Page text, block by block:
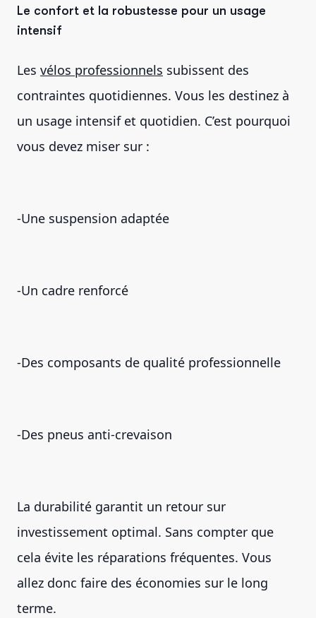
Le confort et la robustesse pour un usage
intensif
Les vélos professionnels subissent des
contraintes quotidiennes. Vous les destinez à
un usage intensif et quotidien. C’est pourquoi
vous devez miser sur :
-Une suspension adaptée
-Un cadre renforcé
-Des composants de qualité professionnelle
-Des pneus anti-crevaison
La durabilité garantit un retour sur
investissement optimal. Sans compter que
cela évite les réparations fréquentes. Vous
allez donc faire des économies sur le long
terme.